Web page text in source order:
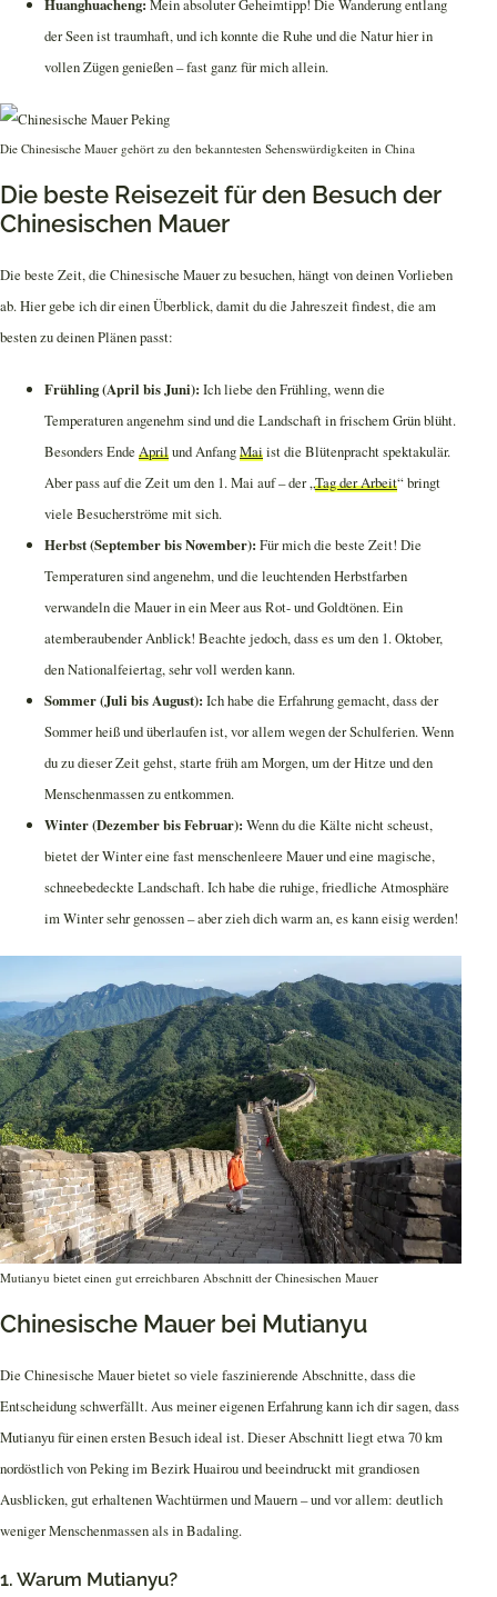
Huanghuacheng: Mein absoluter Geheimtipp! Die Wanderung entlang
der Seen ist traumhaft, und ich konnte die Ruhe und die Natur hier in
vollen Zügen genießen – fast ganz für mich allein.
Die Chinesische Mauer gehört zu den bekanntesten Sehenswürdigkeiten in China
Die beste Reisezeit für den Besuch der
Chinesischen Mauer
Die beste Zeit, die Chinesische Mauer zu besuchen, hängt von deinen Vorlieben
ab. Hier gebe ich dir einen Überblick, damit du die Jahreszeit findest, die am
besten zu deinen Plänen passt:
Frühling (April bis Juni): Ich liebe den Frühling, wenn die
Temperaturen angenehm sind und die Landschaft in frischem Grün blüht.
Besonders Ende Aprilund AnfangMaiist die Blütenpracht spektakulär.
Aber pass auf die Zeit um den 1. Mai auf – der „Tag der Arbeit“ bringt
viele Besucherströme mit sich.
Herbst (September bis November): Für mich die beste Zeit! Die
Temperaturen sind angenehm, und die leuchtenden Herbstfarben
verwandeln die Mauer in ein Meer aus Rot- und Goldtönen. Ein
atemberaubender Anblick! Beachte jedoch, dass es um den 1. Oktober,
den Nationalfeiertag, sehr voll werden kann.
Sommer (Juli bis August): Ich habe die Erfahrung gemacht, dass der
Sommer heiß und überlaufen ist, vor allem wegen der Schulferien. Wenn
du zu dieser Zeit gehst, starte früh am Morgen, um der Hitze und den
Menschenmassen zu entkommen.
Winter (Dezember bis Februar): Wenn du die Kälte nicht scheust,
bietet der Winter eine fast menschenleere Mauer und eine magische,
schneebedeckte Landschaft. Ich habe die ruhige, friedliche Atmosphäre
im Winter sehr genossen – aber zieh dich warm an, es kann eisig werden!
Mutianyu bietet einen gut erreichbaren Abschnitt der Chinesischen Mauer
Chinesische Mauer bei Mutianyu
Die Chinesische Mauer bietet so viele faszinierende Abschnitte, dass die
Entscheidung schwerfällt. Aus meiner eigenen Erfahrung kann ich dir sagen, dass
Mutianyu für einen ersten Besuch ideal ist. Dieser Abschnitt liegt etwa 70 km
nordöstlich von Peking im Bezirk Huairou und beeindruckt mit grandiosen
Ausblicken, gut erhaltenen Wachtürmen und Mauern – und vor allem: deutlich
weniger Menschenmassen als in Badaling.
1. Warum Mutianyu?